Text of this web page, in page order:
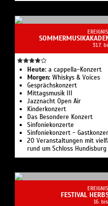
31.7.
Heute: a cappella-Konzert
Morgen: Whiskys & Voices
Gesprächskonzert
Mittagsmusik III
Jazznacht Open Air
Kinderkonzert
Das Besondere Konzert
Sinfoniekonzerte
Sinfoniekonzert -
20 Veranstaltungen mit
rund um Schloss
FESTIVAL
16.